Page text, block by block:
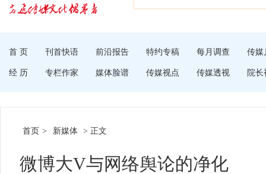
首 页 刊首快语 前沿报告 特约专稿 每月调查 传媒
经 历 专栏作家 媒体脸谱 传媒视点 传媒透视 院长
首页 > 新媒体 > 正文
微博大V与网络舆论的净化